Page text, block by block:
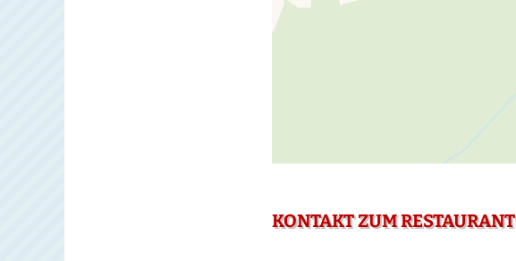
KONTAKT ZUM RESTAURANT